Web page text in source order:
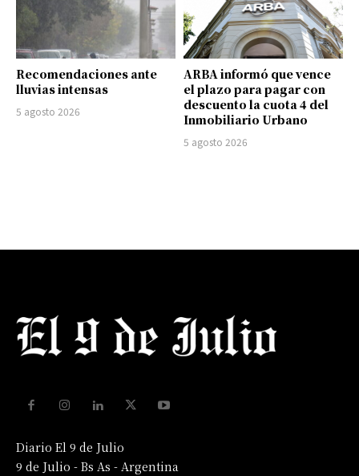
Recomendaciones ante
lluvias intensas
5 agosto 2026
ARBA informó que vence
el plazo para pagar con
descuento la cuota 4 del
Inmobiliario Urbano
5 agosto 2026
Diario El 9 de Julio
9 de Julio - Bs As - Argentina